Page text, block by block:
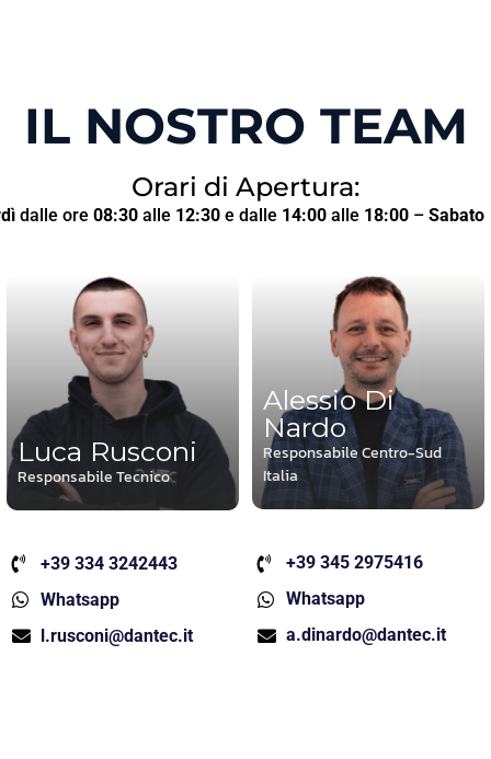
IL NOSTRO TEAM
Orari di Apertura:
dalle ore 08:30alle 12:30e dalle 14:00alle 18:00– Sabato
Luca Rusconi
Responsabile Tecnico
+39 334 3242443
Whatsapp
l.rusconi@dantec.it
Alessio Di
Nardo
Responsabile Centro-Sud
Italia
+39 345 2975416
Whatsapp
a.dinardo@dantec.it